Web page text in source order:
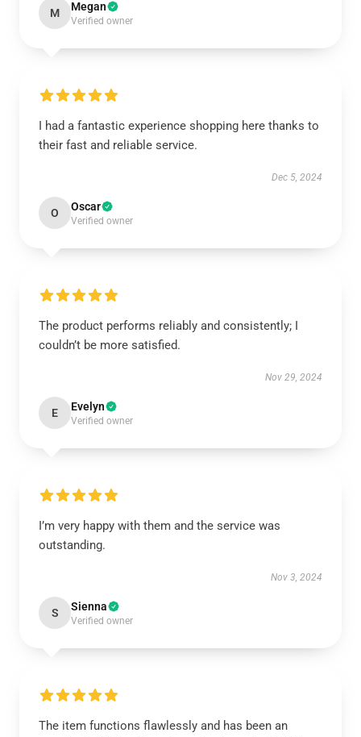
M Megan
Verified owner
I had a fantastic experience shopping here thanks to
their fast and reliable service.
Dec 5, 2024
O Oscar
Verified owner
The product performs reliably and consistently; I
couldn’t be more satisfied.
Nov 29, 2024
E Evelyn
Verified owner
I’m very happy with them and the service was
outstanding.
Nov 3, 2024
S Sienna
Verified owner
The item functions flawlessly and has been an